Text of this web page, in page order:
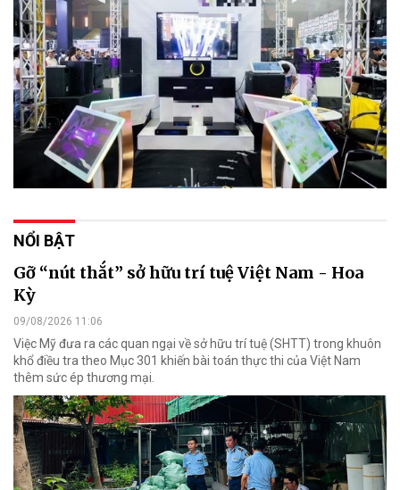
NỔI BẬT
Gỡ “nút thắt” sở hữu trí tuệ Việt Nam - Hoa
Kỳ
09/08/2026 11:06
Việc Mỹ đưa ra các quan ngại về sở hữu trí tuệ (SHTT) trong khuôn
khổ điều tra theo Mục 301 khiến bài toán thực thi của Việt Nam
thêm sức ép thương mại.